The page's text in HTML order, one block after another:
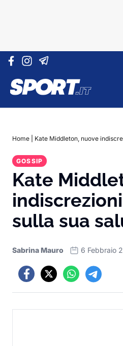
Vai al contenuto
Home Kate Middleton, nuove
GOSSIP
Kate
sulla sua
Sabrina Mauro 6 Febbraio